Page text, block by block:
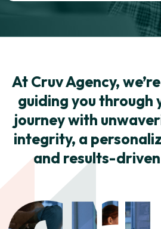
At Cruv Agency,
guiding you through
journey with
integrity, a
and results-